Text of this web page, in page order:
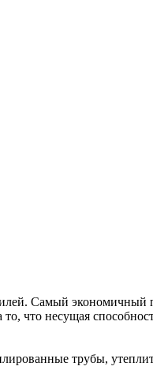
Самый экономичный
что несущая
трубы,